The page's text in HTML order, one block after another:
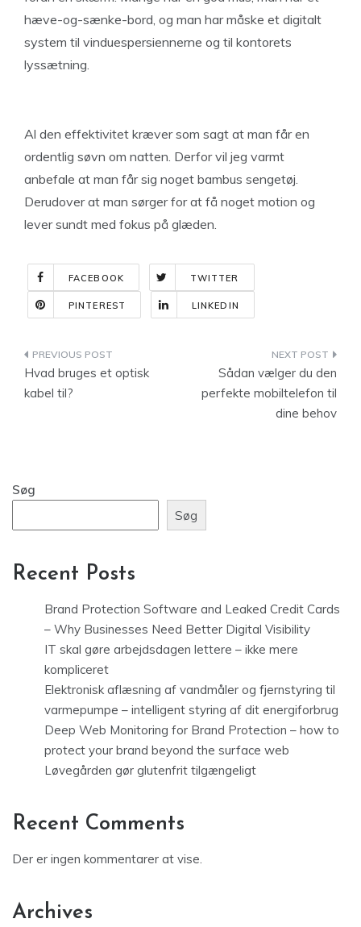
hæve-og-sænke-bord, og man har måske et digitalt
system til vinduespersiennerne og til kontorets
lyssætning.
Al den effektivitet kræver som sagt at man får en
ordentlig søvn om natten. Derfor vil jeg varmt
anbefale at man får sig noget bambus sengetøj.
Derudover at man sørger for at få noget motion og
lever sundt med fokus på glæden.
FACEBOOK TWITTER
PINTEREST LINKEDIN
Indlægsnavigation
Hvad bruges et optisk
kabel til?
Sådan vælger du den
perfekte mobiltelefon til
dine behov
Søg
Søg
Recent Posts
Brand Protection Software and Leaked Credit Cards
– Why Businesses Need Better Digital Visibility
IT skal gøre arbejdsdagen lettere – ikke mere
kompliceret
Elektronisk aflæsning af vandmåler og fjernstyring til
varmepumpe – intelligent styring af dit energiforbrug
Deep Web Monitoring for Brand Protection – how to
protect your brand beyond the surface web
Løvegården gør glutenfrit tilgængeligt
Recent Comments
Der er ingen kommentarer at vise.
Archives